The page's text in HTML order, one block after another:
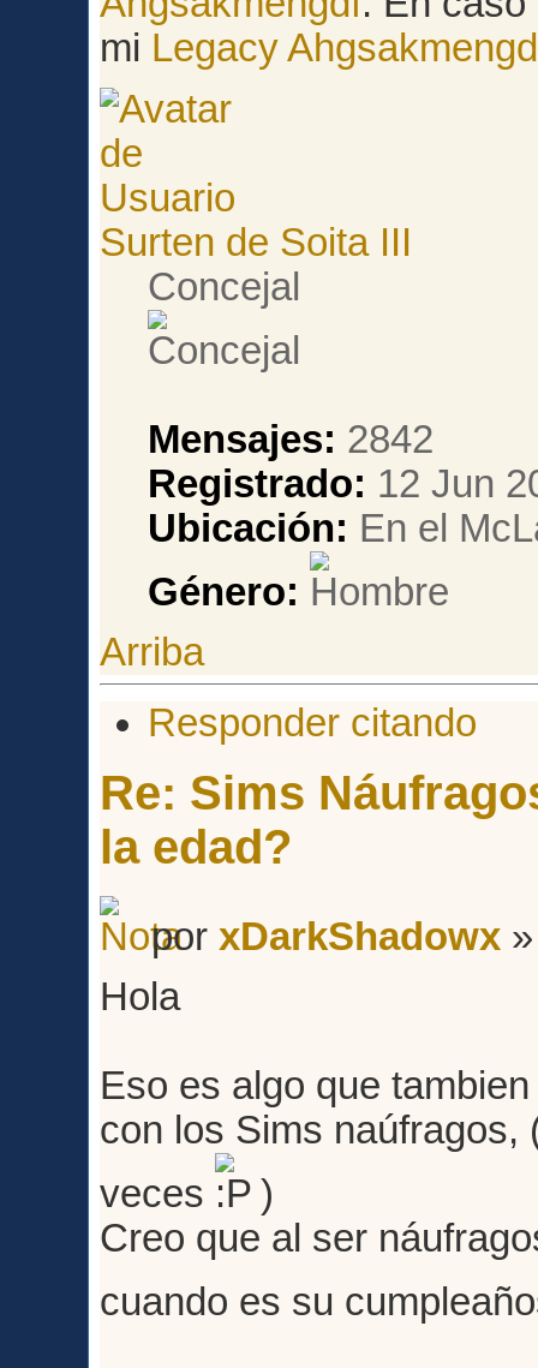
mi Legacy
Surten de Soita III
Concejal
Mensajes: 2842
Registrado: 12 Jun
Ubicación: En el
Género:
Arriba
Responder citando
Re: Sims
la edad?
porxDarkShadowx
Hola
Eso es algo que
con los Sims naúfragos,
veces
)
Creo que al ser
cuando es su